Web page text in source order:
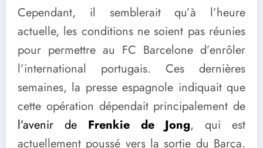
Cependant, il semblerait qu’à l’heure
actuelle, les conditions ne soient pas réunies
pour permettre au FC Barcelone d’enrôler
l’international portugais. Ces dernières
semaines, la presse espagnole indiquait que
cette opération dépendait principalement de
l’avenir de Frenkie de Jong, qui est
actuellement poussé vers la sortie du Barça.